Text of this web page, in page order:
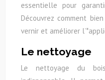
essentielle pour
Découvrez comment
vernir et améliorer
Le nettoyage
Le nettoyage du